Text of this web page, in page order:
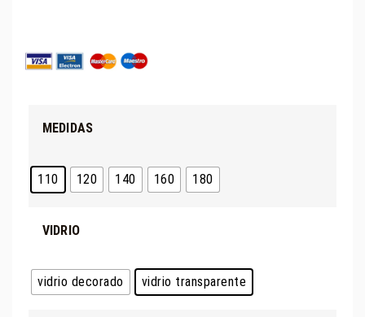
MEDIDAS
110 120 140 160 180
VIDRIO
vidrio decorado vidrio transparente